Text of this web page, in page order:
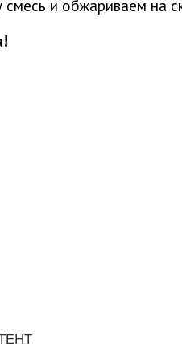
смесь и обжариваем на